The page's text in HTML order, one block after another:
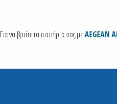
Για να βρείτε τα εισιτήρια σας μεAEGEAN